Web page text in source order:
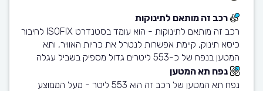
רכב זה מותאם לתינוקות
רכב זה מותאם לתינוקות - הוא עומד בסטנדרט ISOFIX לחיבור
כיסא תינוק, קיימת אפשרות לנטרל את כריות האוויר, ותא
המטען בנפח של כ-553 ליטרים גדול מספיק בשביל עגלה
נפח תא המטען
נפח תא המטען של רכב זה הוא 553 ליטר - מעל הממוצע